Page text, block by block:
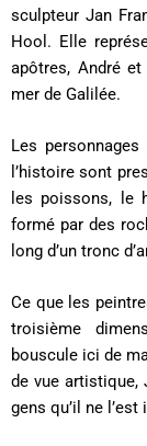
sculpteur Jan
Hool. Elle
apôtres, André
mer de Galilée.
Les
l’histoire sont
les poissons, le
formé par des
long d’un tronc
Ce que les
troisième
bouscule ici de
de vue artistique,
gens qu’il ne l’est